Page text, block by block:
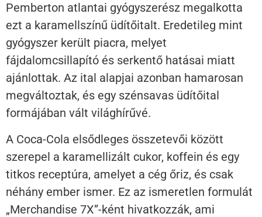
Pemberton atlantai gyógyszerész megalkotta
ezt a karamellszínű üdítőitalt. Eredetileg mint
gyógyszer került piacra, melyet
fájdalomcsillapító és serkentő hatásai miatt
ajánlottak. Az ital alapjai azonban hamarosan
megváltoztak, és egy szénsavas üdítőital
formájában vált világhírűvé.
A Coca-Cola elsődleges összetevői között
szerepel a karamellizált cukor, koffein és egy
titkos receptúra, amelyet a cég őriz, és csak
néhány ember ismer. Ez az ismeretlen formulát
„Merchandise 7X”-ként hivatkozzák, ami